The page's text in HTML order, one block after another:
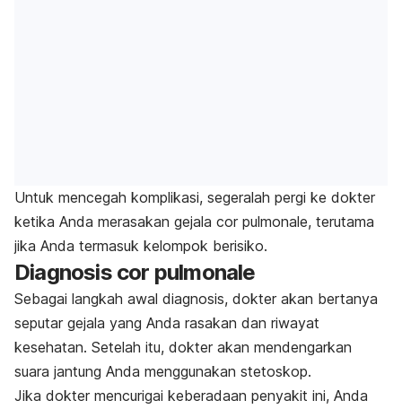
Untuk mencegah komplikasi, segeralah pergi ke dokter
ketika Anda merasakan gejala cor pulmonale, terutama
jika Anda termasuk kelompok berisiko.
Diagnosis cor pulmonale
Sebagai langkah awal diagnosis, dokter akan bertanya
seputar gejala yang Anda rasakan dan riwayat
kesehatan. Setelah itu, dokter akan mendengarkan
suara jantung Anda menggunakan stetoskop.
Jika dokter mencurigai keberadaan penyakit ini, Anda